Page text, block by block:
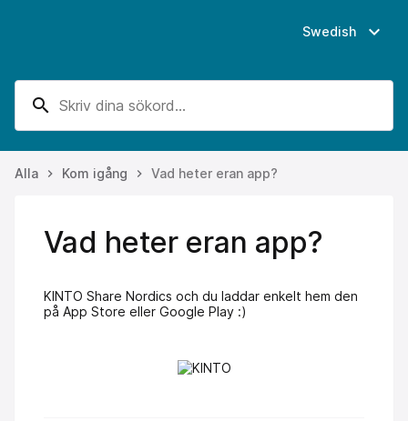
search
Swedish expand_more
Alla keyboard_arrow_right Kom igång keyboard_arrow_right Vad heter eran app?
Vad heter eran app?
KINTO Share Nordics och du laddar enkelt hem den
på App Store eller Google Play :)